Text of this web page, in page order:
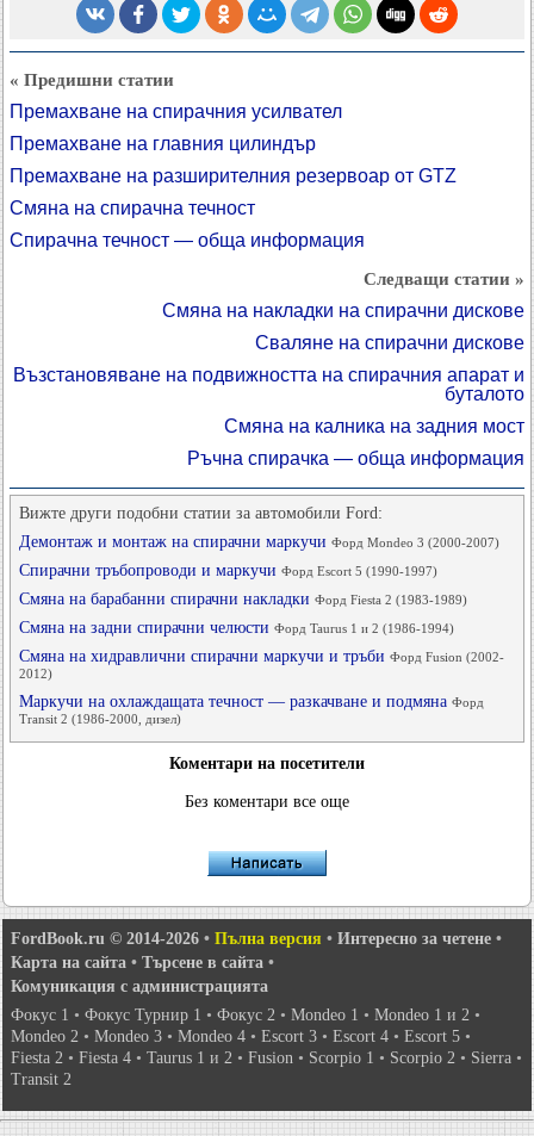
« Предишни статии
Премахване на спирачния усилвател
Премахване на главния цилиндър
Премахване на разширителния резервоар от GTZ
Смяна на спирачна течност
Спирачна течност — обща информация
Следващи статии »
Смяна на накладки на спирачни дискове
Сваляне на спирачни дискове
Възстановяване на подвижността на спирачния апарат и
буталото
Смяна на калника на задния мост
Ръчна спирачка — обща информация
Вижте други подобни статии за автомобили Ford:
Демонтаж и монтаж на спирачни маркучи Форд Mondeo 3 (2000-2007)
Спирачни тръбопроводи и маркучи Форд Escort 5 (1990-1997)
Смяна на барабанни спирачни накладки Форд Fiesta 2 (1983-1989)
Смяна на задни спирачни челюсти Форд Taurus 1 и 2 (1986-1994)
Смяна на хидравлични спирачни маркучи и тръби Форд Fusion (2002-
2012)
Маркучи на охлаждащата течност — разкачване и подмяна Форд
Transit 2 (1986-2000, дизел)
Коментари на посетители
Без коментари все още
FordBook.ru © 2014-2026 • Пълна версия • Интересно за четене •
Карта на сайта • Търсене в сайта •
Комуникация с администрацията
Фокус 1 • Фокус Турнир 1 • Фокус 2 • Mondeo 1 • Mondeo 1 и 2 •
Mondeo 2 • Mondeo 3 • Mondeo 4 • Escort 3 • Escort 4 • Escort 5 •
Fiesta 2 • Fiesta 4 • Taurus 1 и 2 • Fusion • Scorpio 1 • Scorpio 2 • Sierra •
Transit 2